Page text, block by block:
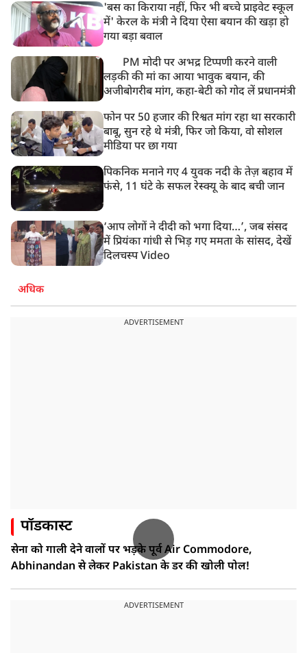
9:38 AM
झारखंड: JPSC परीक्षा धांधली मामले में और पांच लोग गिरफ्तार,
अबतक 19 अरेस्ट
'बस का किराया नहीं, फिर भी बच्चे प्राइवेट स्कूल
में' केरल के मंत्री ने दिया ऐसा बयान की खड़ा हो
गया बड़ा बवाल
PM मोदी पर अभद्र टिप्पणी करने वाली
लड़की की मां का आया भावुक बयान, की
अजीबोगरीब मांग, कहा-बेटी को गोद लें प्रधानमंत्री
फोन पर 50 हजार की रिश्वत मांग रहा था सरकारी
बाबू, सुन रहे थे मंत्री, फिर जो किया, वो सोशल
मीडिया पर छा गया
पिकनिक मनाने गए 4 युवक नदी के तेज़ बहाव में
फंसे, 11 घंटे के सफल रेस्क्यू के बाद बची जान
‘आप लोगों ने दीदी को भगा दिया…’, जब संसद
में प्रियंका गांधी से भिड़ गए ममता के सांसद, देखें
दिलचस्प Video
अधिक
ADVERTISEMENT
पॉडकास्ट
सेना को गाली देने वालों पर भड़के पूर्व Air Commodore,
Abhinandan से लेकर Pakistan के डर की खोली पोल!
ADVERTISEMENT